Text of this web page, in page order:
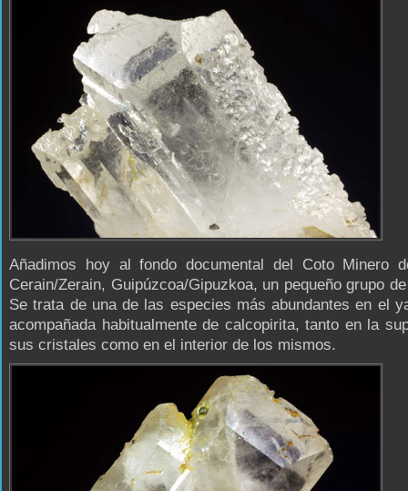
Añadimos hoy al fondo documental del Coto Minero
Cerain/Zerain, Guipúzcoa/Gipuzkoa, un pequeño grupo
Se trata de una de las especies más abundantes en el
acompañada habitualmente de calcopirita, tanto en la
sus cristales como en el interior de los mismos.